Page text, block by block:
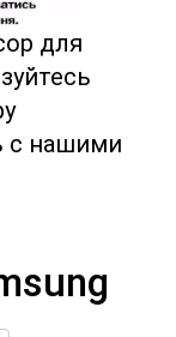
для
с нашими